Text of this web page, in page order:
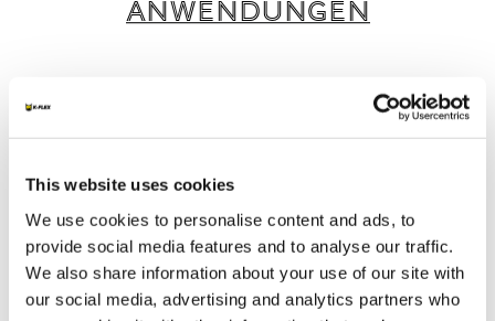
This website uses cookies
We use cookies to personalise content and ads, to
provide social media features and to analyse our traffic.
We also share information about your use of our site with
our social media, advertising and analytics partners who
ANWENDUNGEN
K-FLEX bietet eine breite Palette intelligenter
und nachhaltiger Produkte und Dienstleistungen,
Branchen geeignet sind.
/4